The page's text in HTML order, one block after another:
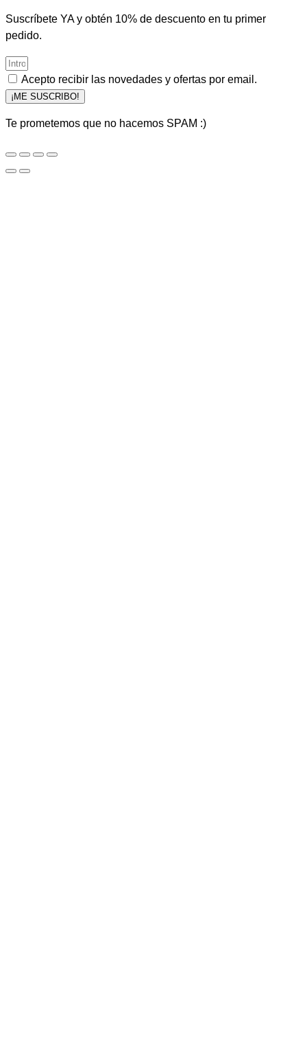
Suscríbete YA y obtén 10% de descuento en tu primer
pedido.
Acepto recibir las novedades y ofertas por email.
¡ME SUSCRIBO!
Te prometemos que no hacemos SPAM :)